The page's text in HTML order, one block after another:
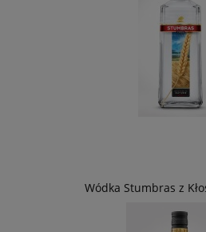
Wódka Stumbras z